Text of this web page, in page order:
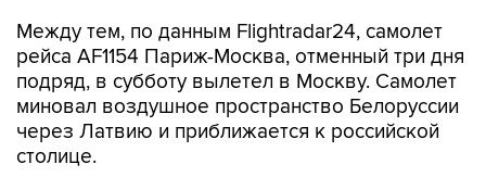
Между тем, по данным Flightradar24, самолет
рейса AF1154 Париж-Москва, отменный три дня
подряд, в субботу вылетел в Москву. Самолет
миновал воздушное пространство Белоруссии
через Латвию и приближается к российской
столице.